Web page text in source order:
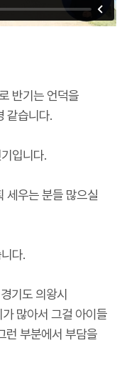
반기는 언덕을
같습니다.
입니다.
세우는 분들 많으실
다.
기도 의왕시
많아서 그걸 아이들
런 부분에서 부담을